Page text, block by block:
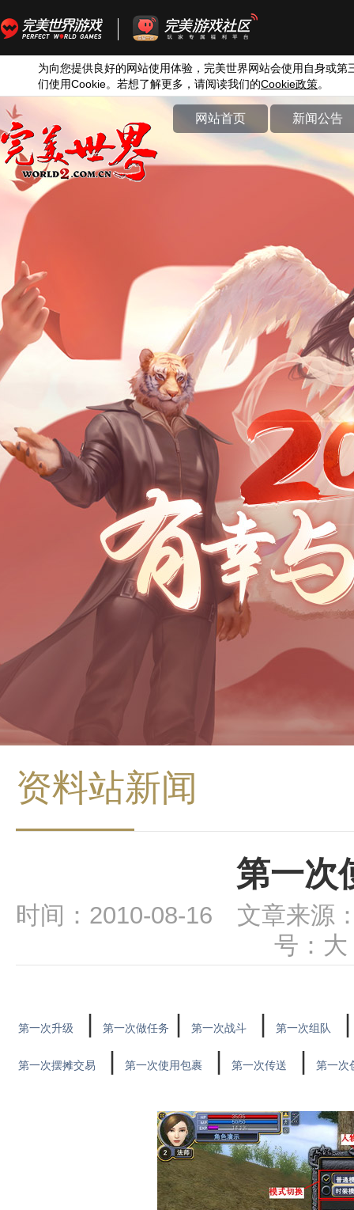
为向您提供良好的网站使用体验，完美世界网站会使用自身或第
们使用Cookie。若想了解更多，请阅读我们的Cookie政策。
网站首页 新闻公告
资料站新闻
第一次
时间：2010-08-16 文章来源
号： 大
第一次升级 第一次做任务 第一次战斗 第一次组队
第一次摆摊交易 第一次使用包裹 第一次传送 第一次